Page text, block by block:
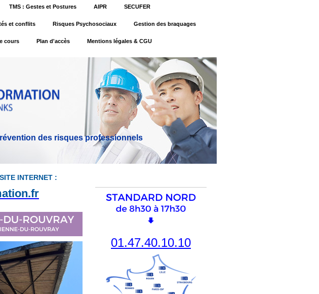
TMS : Gestes et Postures AIPR SECUFER
et conflits Risques Psychosociaux Gestion des braquages
cours Plan d'accès Mentions légales & CGU
des risques professionnels
SITE INTERNET :
01.47.40.10.10